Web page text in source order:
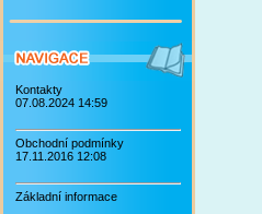
Kontakty
07.08.2024 14:59
Obchodní podmínky
17.11.2016 12:08
Základní informace